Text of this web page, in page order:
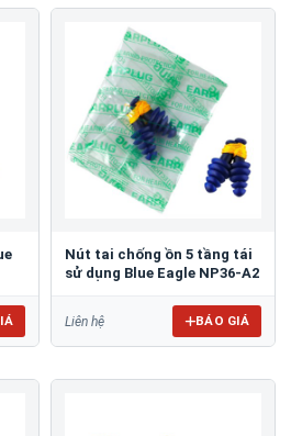
Nút tai chống ồn 5 tầng tái
sử dụng Blue Eagle NP36-A2
Liên hệ BÁO GIÁ